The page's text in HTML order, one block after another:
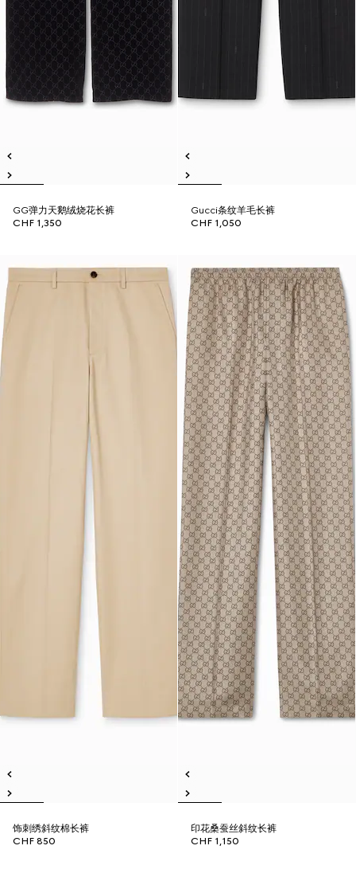
GG弹力天鹅绒烧花长裤
CHF 1,350
Gucci条纹羊毛长裤
CHF 1,050
饰刺绣斜纹棉长裤
CHF 850
印花桑蚕丝斜纹长裤
CHF 1,150